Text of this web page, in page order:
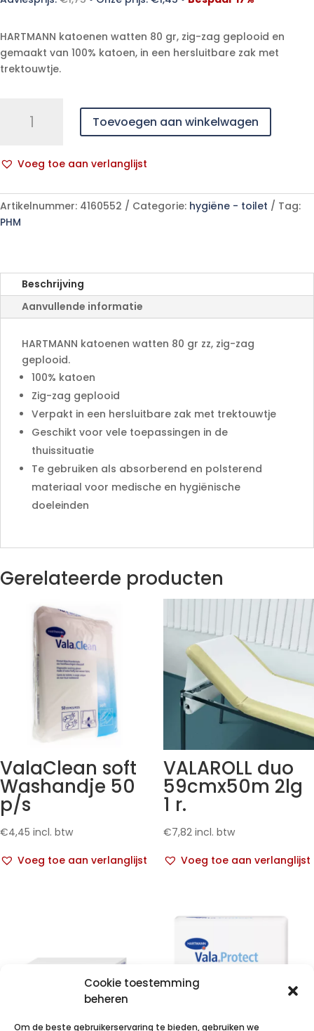
Cookie toestemming
beheren
Om de beste gebruikerservaring te bieden, gebruiken we
HARTMANN katoenen watten 80 gr, zig-zag geplooid en
gemaakt van 100% katoen, in een hersluitbare zak met
trektouwtje.
katoen
80gr.
Toevoegen aan winkelwagen
Voeg toe aan verlanglijst
l
t
e
a
t
Artikelnummer: 4160552 Categorie: hygiëne - toilet
Tag:
PHM
Beschrijving
Aanvullende informatie
HARTMANN katoenen watten 80 gr zz, zig-zag
geplooid.
100% katoen
Zig-zag geplooid
Verpakt in een hersluitbare zak met trektouwtje
Geschikt voor vele toepassingen in de
thuissituatie
Te gebruiken als absorberend en polsterend
materiaal voor medische en hygiënische
doeleinden
Gerelateerde producten
ValaClean soft
Washandje 50
p/s
€4,45 incl. btw
Voeg toe aan verlanglijst
VALAROLL duo
59cmx50m 2lg
1 r.
€7,82 incl. btw
Voeg toe aan verlanglijst